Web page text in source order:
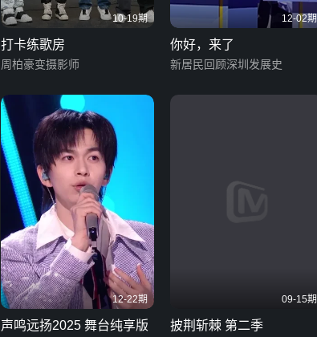
10-19期
打卡练歌房
周柏豪变摄影师
12-02期
你好，来了
新居民回顾深圳发展史
12-22期
声鸣远扬2025 舞台纯享版
09-15期
披荆斩棘 第二季